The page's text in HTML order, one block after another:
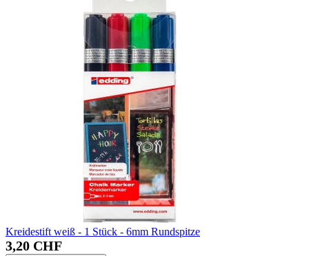
Kreidestift weiß - 1 Stück - 6mm Rundspitze
3,20 CHF